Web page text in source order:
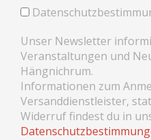
Unser Newsletter
Veranstaltungen und
Hängnichrum.
Informationen zum
Versanddienstleister,
Widerruf findest du in